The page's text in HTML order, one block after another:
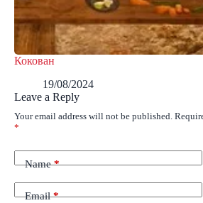
Кокован
19/08/2024
Leave a Reply
Your email address will not be published.
*
Name*
Email*